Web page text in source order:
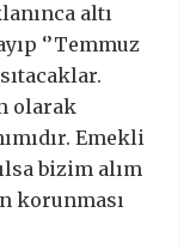
altı
‘’Temmuz
olarak
Emekli
bizim alım
korunması